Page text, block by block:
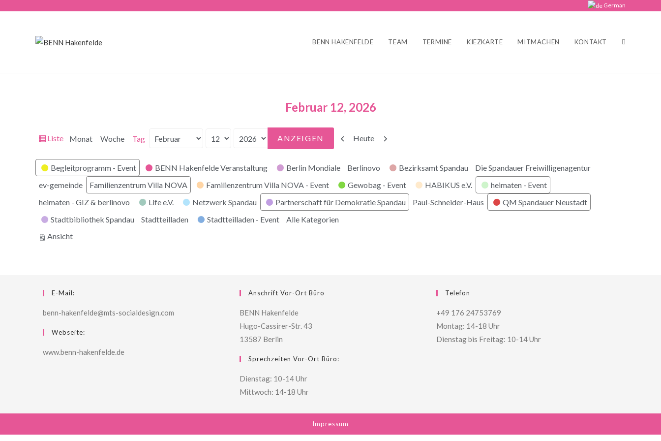
German
BENN HAKENFELDE TEAM TERMINE KIEZKARTE MITMACHEN KONTAKT
Februar 12, 2026
Ansicht
Liste Monat Woche Tag
Monat
Tag
Jahr
Zurück
Heute Weiter
Kategorien
Begleitprogramm - Event BENN Hakenfelde Veranstaltung Berlin Mondiale Berlinovo Bezirksamt Spandau
Die Spandauer Freiwilligenagentur
ev-gemeinde
Familienzentrum Villa NOVA Familienzentrum Villa NOVA - Event Gewobag - Event HABIKUS e.V.
heimaten - Event
heimaten - GIZ & berlinovo
Life e.V. Netzwerk Spandau Partnerschaft für Demokratie Spandau Paul-Schneider-Haus
QM Spandauer Neustadt
Stadtbibliothek Spandau
Stadtteilladen Stadtteilladen - Event
Alle Kategorien
Ansichtausdrucken
E-Mail:
benn-hakenfelde@mts-socialdesign.com
Webseite:
www.benn-hakenfelde.de
Anschrift Vor-Ort Büro
BENN Hakenfelde
Hugo-Cassirer-Str. 43
13587 Berlin
Sprechzeiten Vor-Ort Büro:
Dienstag: 10-14 Uhr
Mittwoch: 14-18 Uhr
Telefon
+49 176 24753769
Montag: 14-18 Uhr
Dienstag bis Freitag: 10-14 Uhr
Impressum